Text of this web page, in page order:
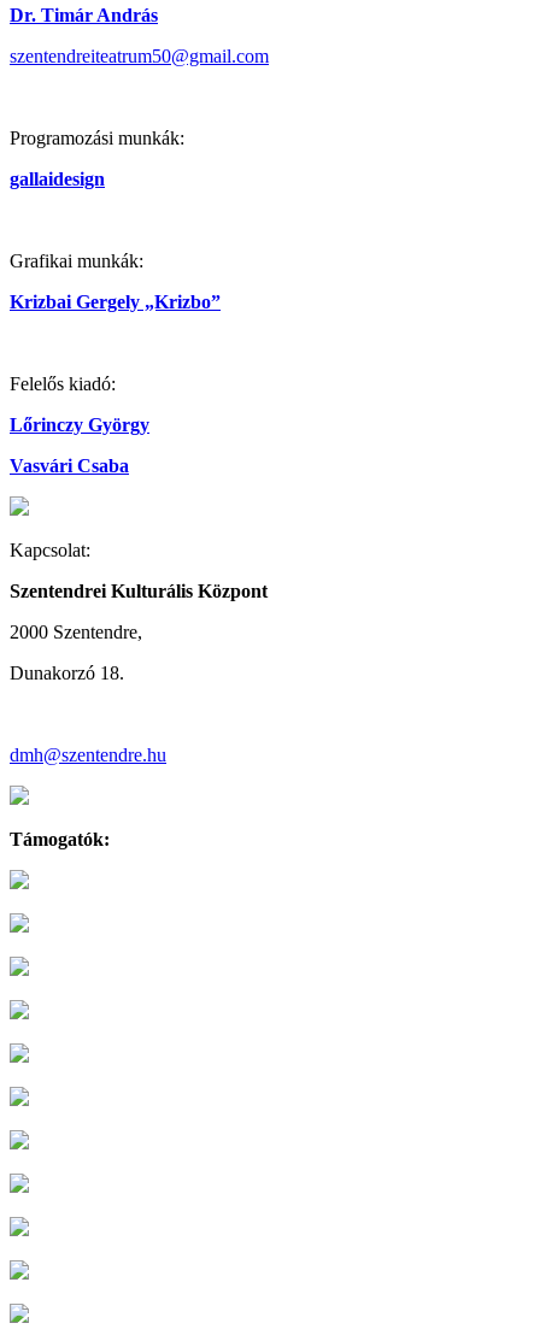
Dr. Timár András
szentendreiteatrum50@gmail.com
Programozási munkák:
gallaidesign
Grafikai munkák:
Krizbai Gergely „Krizbo”
Felelős kiadó:
Lőrinczy György
Vasvári Csaba
Kapcsolat:
Szentendrei Kulturális Központ
2000 Szentendre,
Dunakorzó 18.
dmh@szentendre.hu
Támogatók: